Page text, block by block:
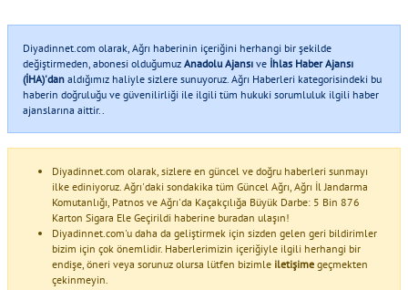
Diyadinnet.com olarak, Ağrı haberinin içeriğini herhangi bir şekilde
değiştirmeden, abonesi olduğumuz Anadolu Ajansı ve İhlas Haber Ajansı
(İHA)'dan aldığımız haliyle sizlere sunuyoruz. Ağrı Haberleri kategorisindeki bu
haberin doğruluğu ve güvenilirliği ile ilgili tüm hukuki sorumluluk ilgili haber
ajanslarına aittir..
Diyadinnet.com olarak, sizlere en güncel ve doğru haberleri sunmayı
ilke ediniyoruz. Ağrı'daki sondakika tüm Güncel Ağrı, Ağrı İl Jandarma
Komutanlığı, Patnos ve Ağrı'da Kaçakçılığa Büyük Darbe: 5 Bin 876
Karton Sigara Ele Geçirildi haberine buradan ulaşın!
Diyadinnet.com'u daha da geliştirmek için sizden gelen geri bildirimler
bizim için çok önemlidir. Haberlerimizin içeriğiyle ilgili herhangi bir
endişe, öneri veya sorunuz olursa lütfen bizimle iletişime geçmekten
çekinmeyin.